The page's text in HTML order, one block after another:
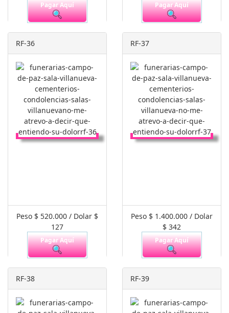
Pagar Aquí Pagar Aquí
RF-36
Peso $ 520.000 / Dolar $
127
Pagar Aquí
RF-37
Peso $ 1.400.000 / Dolar
$ 342
Pagar Aquí
RF-38 RF-39